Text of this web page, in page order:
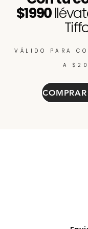
$1990
VÁLIDO PARA
A